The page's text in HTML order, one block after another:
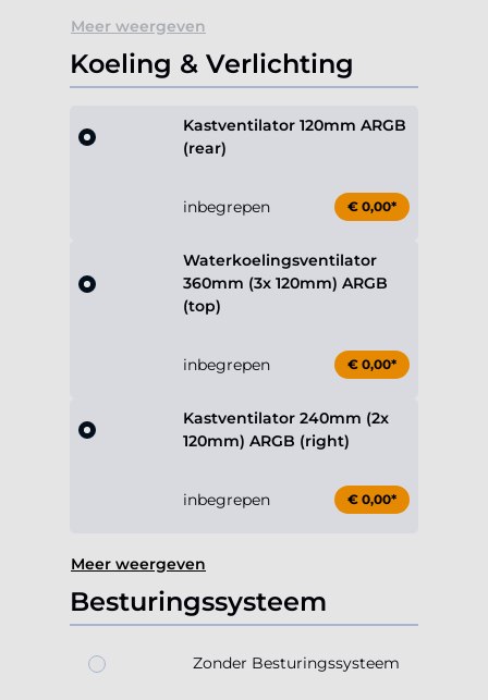
Meer weergeven
Koeling & Verlichting
Kastventilator 120mm ARGB
(rear)
inbegrepen € 0,00*
Waterkoelingsventilator
360mm (3x 120mm) ARGB
(top)
inbegrepen € 0,00*
Kastventilator 240mm (2x
120mm) ARGB (right)
inbegrepen € 0,00*
Meer weergeven
Besturingssysteem
Zonder Besturingssysteem